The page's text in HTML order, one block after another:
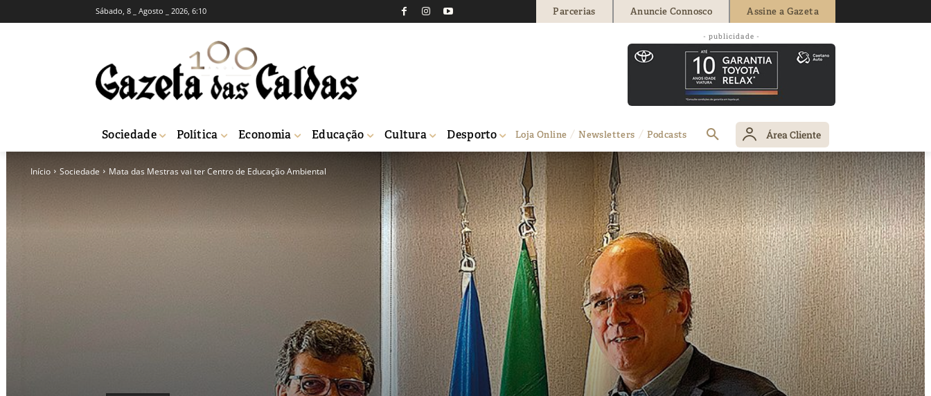
Sábado, 8 _ Agosto _ 2026, 6:10 Parcerias Anuncie Connosco Assine a Gazeta
- publicidade -
Sociedade Política Economia Educação Cultura Desporto Loja Online Newsletters Podcasts Área Cliente
Início Sociedade Mata das Mestras vai ter Centro de Educação Ambiental